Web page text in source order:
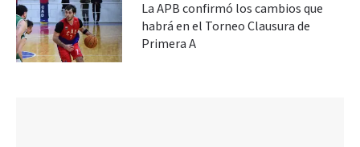
La APB confirmó los cambios que
habrá en el Torneo Clausura de
Primera A